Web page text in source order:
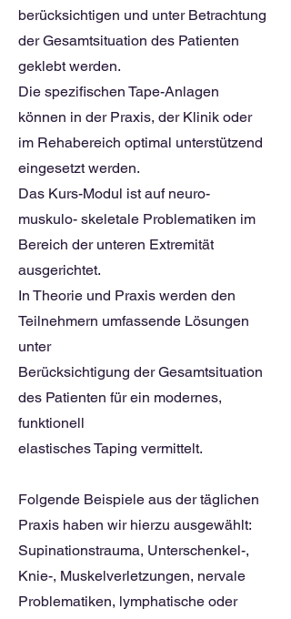
berücksichtigen und unter Betrachtung
der Gesamtsituation des Patienten
geklebt werden.
Die spezifischen Tape-Anlagen
können in der Praxis, der Klinik oder
im Rehabereich optimal unterstützend
eingesetzt werden.
Das Kurs-Modul ist auf neuro-
muskulo- skeletale Problematiken im
Bereich der unteren Extremität
ausgerichtet.
In Theorie und Praxis werden den
Teilnehmern umfassende Lösungen
unter
Berücksichtigung der Gesamtsituation
des Patienten für ein modernes,
funktionell
elastisches Taping vermittelt.
Folgende Beispiele aus der täglichen
Praxis haben wir hierzu ausgewählt:
Supinationstrauma, Unterschenkel-,
Knie-, Muskelverletzungen, nervale
Problematiken, lymphatische oder